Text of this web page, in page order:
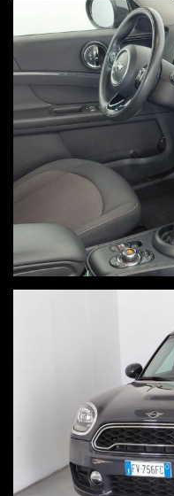
- garanzia meccanica ed
HYBRID valida in tutta
anni
- revisione valida fino al
- igienizzato al vapore
ALLESTIMENTO COMPLETO
CAMBIO AUTOMATICO
CERCHI IN LEGA 17 POLLICI
SENSORI DI PARCHEGGIO
SCHERMO GRANDE A
PREZZO PROMO NON
PASSAGGIO ESCLUSO
SI2
AutOutlet Monza
Via Monte Grappa 23 ,
Vendita con
Con appuntamento gli
dal lunedi alla domenica
Contattata i nostri
migliore al 3276335111